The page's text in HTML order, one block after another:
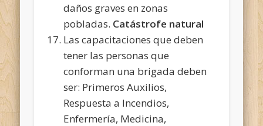
daños graves en zonas
pobladas. Catástrofe natural
Las capacitaciones que deben
tener las personas que
conforman una brigada deben
ser: Primeros Auxilios,
Respuesta a Incendios,
Enfermería, Medicina,